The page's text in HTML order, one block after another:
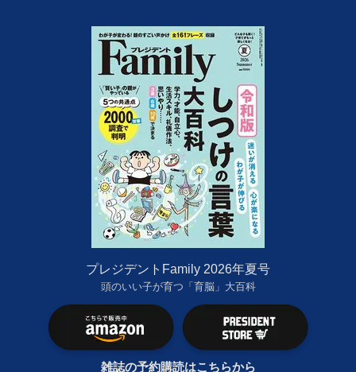
プレジデントFamily 2026年夏号
頭のいい子が育つ「育脳」大百科
雑誌の予約購読はこちらから